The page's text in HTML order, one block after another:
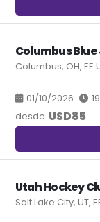
Columbus
Columbus, OH,
01/10/2026
desde USD85
Utah Hockey
Salt Lake City, UT,